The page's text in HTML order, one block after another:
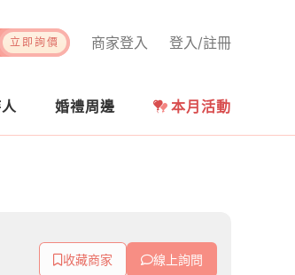
登入/註冊
商家登入
立即詢價
婚禮周邊 本月活動
收藏商家 線上詢問